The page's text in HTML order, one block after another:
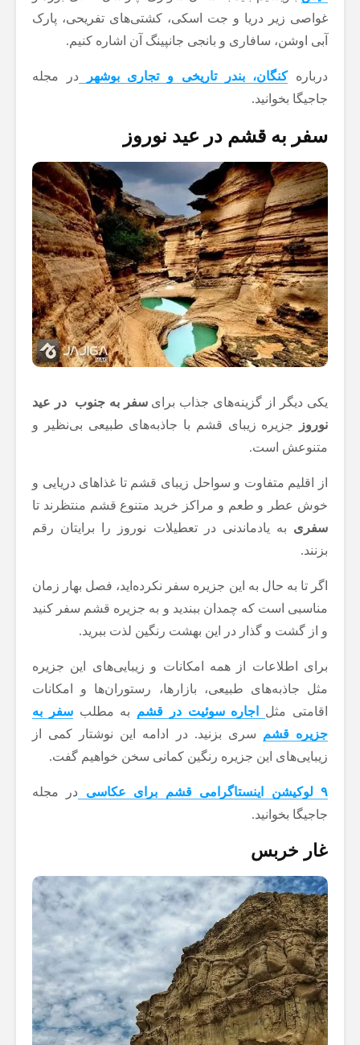
غواصی زیر دریا و جت اسکی، کشتی‌های تفریحی، پارک
آبی اوشن، سافاری و بانجی جانپینگ آن اشاره کنیم.
دربارهکنگان، بندر تاریخی و تجاری بوشهر در مجله
جاجیگا بخوانید.
سفر به قشم در عید نوروز
یکی دیگر از گزینه‌های جذاب برای سفر به جنوب در عید
نوروز جزیره زیبای قشم با جاذبه‌های طبیعی بی‌نظیر و
متنوعش است.
از اقلیم متفاوت و سواحل زیبای قشم تا غذاهای دریایی و
خوش عطر و طعم و مراکز خرید متنوع قشم منتظرند تا
سفری به یادماندنی در تعطیلات نوروز را برایتان رقم
بزنند.
اگر تا به حال به این جزیره سفر نکرده‌اید، فصل بهار زمان
مناسبی است که چمدان ببندید و به جزیره قشم سفر کنید
و از گشت و گذار در این بهشت رنگین لذت ببرید.
برای اطلاعات از همه امکانات و زیبایی‌های این جزیره
مثل جاذبه‌های طبیعی، بازارها، رستوران‌ها و امکانات
اقامتی مثل
اجاره سوئیت در قشم به مطلبسفر به
جزیره قشم سری بزنید. در ادامه این نوشتار کمی از
زیبایی‌های این جزیره رنگین کمانی سخن خواهیم گفت.
۹ لوکیشن اینستاگرامی قشم برای عکاسی
در مجله
جاجیگا بخوانید.
غار خربس